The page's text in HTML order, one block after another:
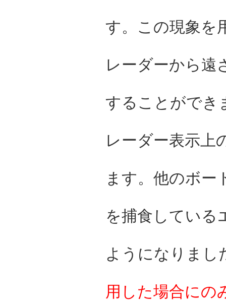
す。この現象を
レーダーから遠
することができ
レーダー表示上
ます。他のボー
を捕食している
ようになりまし
用した場合にの